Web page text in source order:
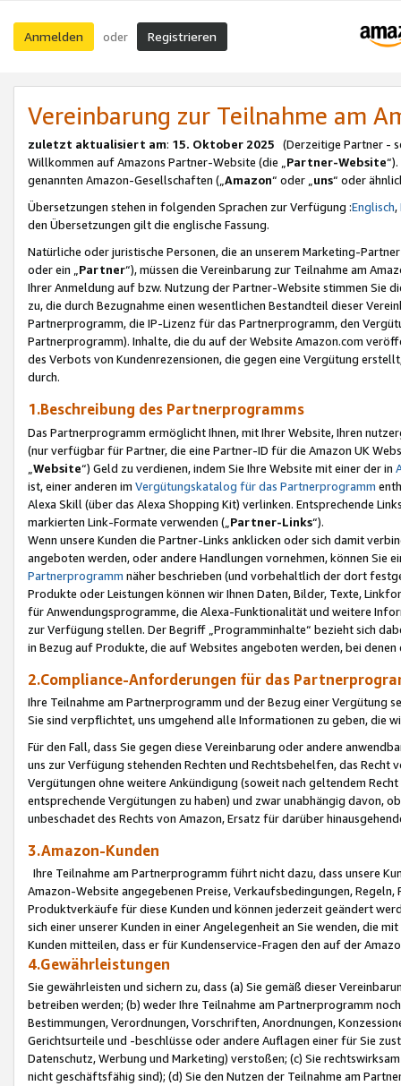
Anmelden oder Registrieren
Vereinbarung zur Teilnahme am
zuletzt aktualisiert am: 15. Oktober 2025 (Derzeitige Partner -
Willkommen auf Amazons Partner-Website (die „Partner-Website
genannten Amazon-Gesellschaften („Amazon“ oder „uns“ oder
Übersetzungen stehen in folgenden Sprachen zur Verfügung :Englisch,
den Übersetzungen gilt die englische Fassung.
Natürliche oder juristische Personen, die an unserem Marketing-
oder ein „Partner“), müssen die Vereinbarung zur Teilnahme am
Ihrer Anmeldung auf bzw. Nutzung der Partner-Website stimmen Sie
zu, die durch Bezugnahme einen wesentlichen Bestandteil dieser
Partnerprogramm, die IP-Lizenz für das Partnerprogramm, den
Partnerprogramm). Inhalte, die du auf der Website Amazon.com
des Verbots von Kundenrezensionen, die gegen eine Vergütung
durch.
1.Beschreibung des Partnerprogramms
Das Partnerprogramm ermöglicht Ihnen, mit Ihrer Website, Ihren
(nur verfügbar für Partner, die eine Partner-ID für die Amazon UK
Website“) Geld zu verdienen, indem Sie Ihre Website mit einer der in
ist, einer anderen im Vergütungskatalog für das Partnerprogramm
Alexa Skill (über das Alexa Shopping Kit) verlinken. Entsprechende
markierten Link-Formate verwenden („ Partner-Links“).
Wenn unsere Kunden die Partner-Links anklicken oder sich damit
angeboten werden, oder andere Handlungen vornehmen, können Sie
Partnerprogramm näher beschrieben (und vorbehaltlich der dort
Produkte oder Leistungen können wir Ihnen Daten, Bilder, Texte,
für Anwendungsprogramme, die Alexa-Funktionalität und weitere
zur Verfügung stellen. Der Begriff „Programminhalte“ bezieht sich
in Bezug auf Produkte, die auf Websites angeboten werden, bei
2.Compliance-Anforderungen für das
Ihre Teilnahme am Partnerprogramm und der Bezug einer Vergütung
Sie sind verpflichtet, uns umgehend alle Informationen zu geben, die
Für den Fall, dass Sie gegen diese Vereinbarung oder andere
uns zur Verfügung stehenden Rechten und Rechtsbehelfen, das
Vergütungen ohne weitere Ankündigung (soweit nach geltendem
entsprechende Vergütungen zu haben) und zwar unabhängig davon,
unbeschadet des Rechts von Amazon, Ersatz für darüber
3.Amazon-Kunden
Ihre Teilnahme am Partnerprogramm führt nicht dazu, dass unsere
Amazon-Website angegebenen Preise, Verkaufsbedingungen,
Produktverkäufe für diese Kunden und können jederzeit geändert
sich einer unserer Kunden in einer Angelegenheit an Sie wenden, die
Kunden mitteilen, dass er für Kundenservice-Fragen den auf der
4.Gewährleistungen
Sie gewährleisten und sichern zu, dass (a) Sie gemäß dieser
betreiben werden; (b) weder Ihre Teilnahme am Partnerprogramm
Bestimmungen, Verordnungen, Vorschriften, Anordnungen,
Gerichtsurteile und -beschlüsse oder andere Auflagen einer für Sie
Datenschutz, Werbung und Marketing) verstoßen; (c) Sie
nicht geschäftsfähig sind); (d) Sie den Nutzen der Teilnahme am